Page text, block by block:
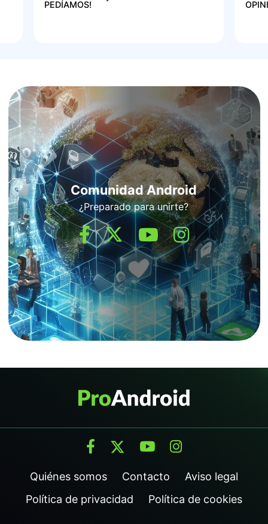
PEDÍAMOS!
Comunidad Android
¿Preparado para unirte?
Quiénes somos Contacto
Aviso legal
Política de privacidad
Política de cookies